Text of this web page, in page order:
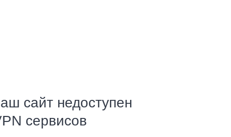
сайт недоступен
сервисов